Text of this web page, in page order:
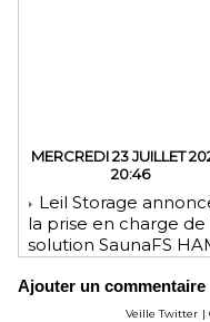
MERCREDI 23 JUILLET
20:46
Leil Storage
la prise en charge de
solution SaunaFS
stockage accrue lors
des déploiements sur
Ajouter un commentaire
Veille Twitter |